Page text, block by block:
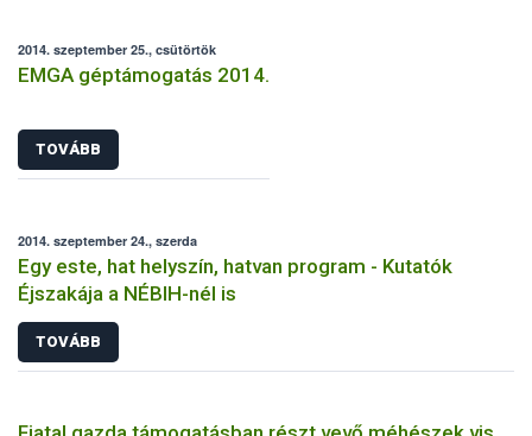
2014. szeptember 25., csütörtök
EMGA géptámogatás 2014.
TOVÁBB
2014. szeptember 24., szerda
Egy este, hat helyszín, hatvan program - Kutatók
Éjszakája a NÉBIH-nél is
TOVÁBB